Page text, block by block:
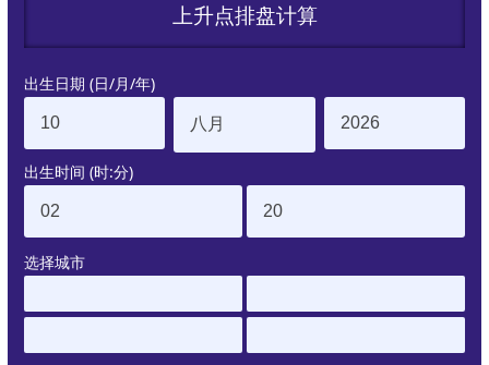
上升点排盘计算
出生日期 (日/月/年)
出生时间 (时:分)
选择城市